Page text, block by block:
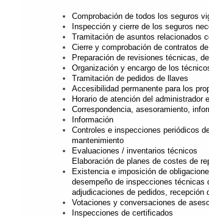
Comprobación de todos los seguros
Inspección y cierre de los seguros
Tramitación de asuntos relacionados
Cierre y comprobación de contratos
Preparación de revisiones técnicas,
Organización y encargo de los
Tramitación de pedidos de llaves
Accesibilidad permanente para los
Horario de atención del administrador
Correspondencia, asesoramiento,
Información
Controles e inspecciones periódicos
mantenimiento
Evaluaciones / inventarios técnicos
Elaboración de planes de costes de
Existencia e imposición de
desempeño de inspecciones técnicas
adjudicaciones de pedidos,
Votaciones y conversaciones de
Inspecciones de certificados